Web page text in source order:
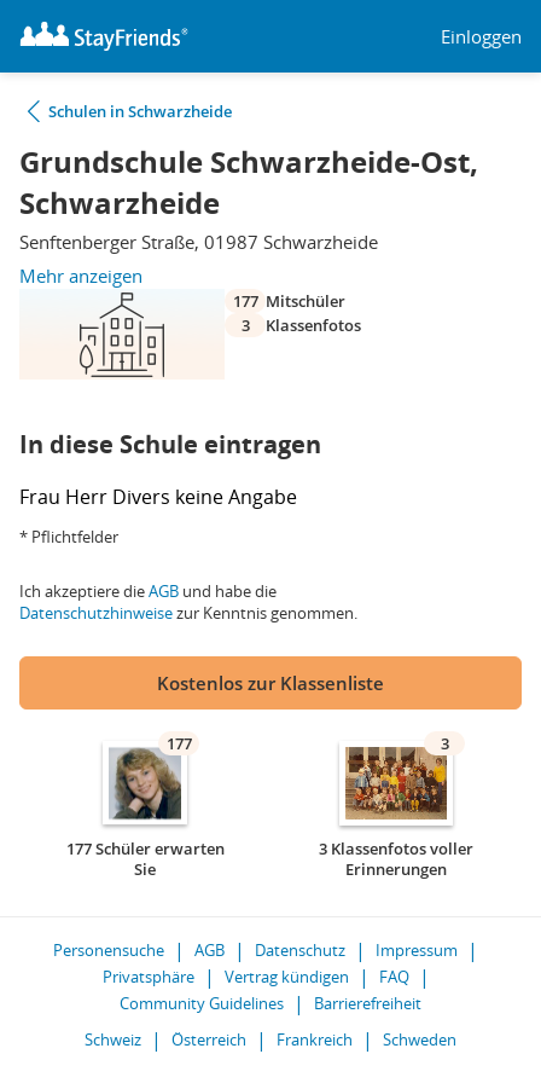
Einloggen
Schulen in Schwarzheide
Grundschule Schwarzheide-Ost,
Schwarzheide
Senftenberger Straße, 01987 Schwarzheide
Mehr anzeigen
177 Mitschüler
3
Klassenfotos
In diese Schule eintragen
Frau Herr Divers keine Angabe
* Pflichtfelder
Ich akzeptiere dieAGB und habe die
Datenschutzhinweisezur Kenntnis genommen.
Kostenlos zur Klassenliste
177
177 Schüler erwarten
Sie
3
3 Klassenfotos voller
Erinnerungen
Personensuche AGB Datenschutz
Impressum
Privatsphäre
Vertrag kündigen
FAQ
Community Guidelines
Barrierefreiheit
Schweiz
Österreich Frankreich Schweden